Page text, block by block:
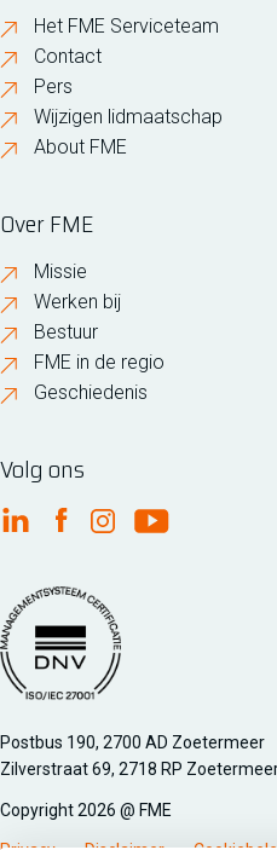
Het FME Serviceteam
Contact
Pers
Wijzigen lidmaatschap
About FME
Over FME
Missie
Werken bij
Bestuur
FME in de regio
Geschiedenis
Volg ons
FME Linkedin
FME Facebook
FME Instagram
FME Youtube
Managementsyteem
Postbus 190, 2700 AD Zoetermeer
Zilverstraat 69, 2718 RP
Copyright 2026 @ FME